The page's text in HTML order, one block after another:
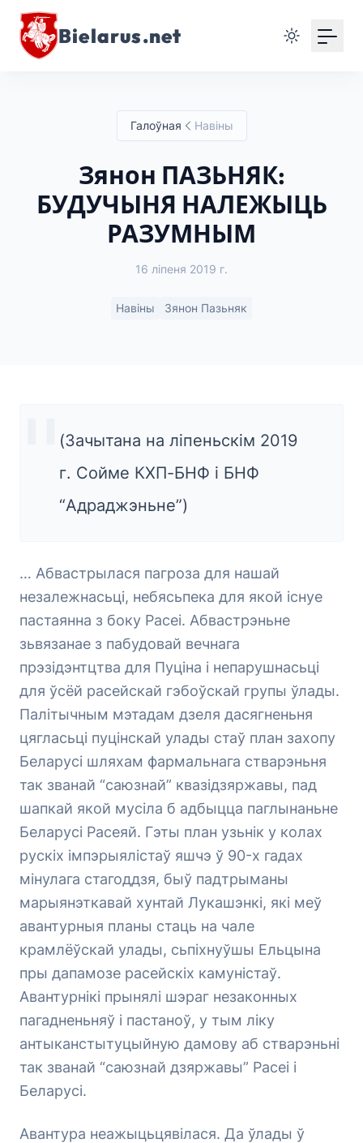
Bielarus.net
Галоўная Навіны
Зянон ПАЗЬНЯК:
БУДУЧЫНЯ НАЛЕЖЫЦЬ
РАЗУМНЫМ
16 ліпеня 2019 г.
Навіны Зянон Пазьняк
(Зачытана на ліпеньскім 2019
г. Сойме КХП-БНФ і БНФ
“Адраджэньне”)
… Абвастрылася пагроза для нашай
незалежнасьці, небясьпека для якой існуе
пастаянна з боку Расеі. Абвастрэньне
зьвязанае з пабудовай вечнага
прэзідэнтцтва для Пуціна і непарушнасьці
для ўсёй расейскай гэбоўскай групы ўлады.
Палітычным мэтадам дзеля дасягненьня
цягласьці пуцінскай улады стаў план захопу
Беларусі шляхам фармальнага стварэньня
так званай “саюзнай” квазідзяржавы, пад
шапкай якой мусіла б адбыцца паглынаньне
Беларусі Расеяй. Гэты план узьнік у колах
рускіх імпэрыялістаў яшчэ ў 90-х гадах
мінулага стагоддзя, быў падтрыманы
марыянэткавай хунтай Лукашэнкі, які меў
авантурныя планы стаць на чале
крамлёўскай улады, сьпіхнуўшы Ельцына
пры дапамозе расейскіх камуністаў.
Авантурнікі прынялі шэраг незаконных
пагадненьняў і пастаноў, у тым ліку
антыканстытуцыйную дамову аб стварэньні
так званай “саюзнай дзяржавы” Расеі і
Беларусі.
Авантура неажыцьцявілася. Да ўлады ў